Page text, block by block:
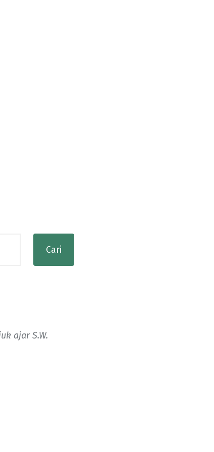
ajar S.W.